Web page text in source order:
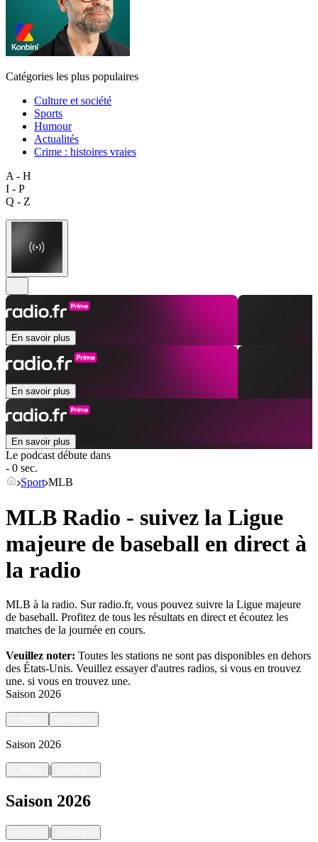
Catégories les plus populaires
Culture et société
Sports
Humour
Actualités
Crime : histoires vraies
A - H
I - P
Q - Z
En savoir plus
En savoir plus
En savoir plus
Le podcast débute dans
- 0 sec.
Sport MLB
MLB Radio - suivez la Ligue
majeure de baseball en direct à
la radio
MLB à la radio. Sur radio.fr, vous pouvez suivre la Ligue majeure
de baseball. Profitez de tous les résultats en direct et écoutez les
matches de la journée en cours.
Veuillez noter: Toutes les stations ne sont pas disponibles en dehors
des États-Unis. Veuillez essayer d'autres radios, si vous en trouvez
une. si vous en trouvez une.
Saison 2026
Saison 2026
|
Saison 2026
|